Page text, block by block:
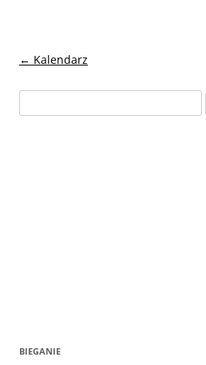
Nawigacja
← Kalendarz
BIEGANIE